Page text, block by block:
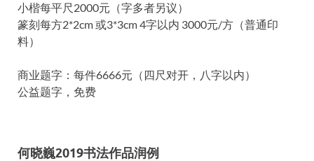
小楷每平尺2000元（字多者另议）
篆刻每方2*2cm 或3*3cm 4字以内 3000元/方（普通印
料）
商业题字：每件6666元（四尺对开，八字以内）
公益题字，免费
何晓巍2019书法作品润例